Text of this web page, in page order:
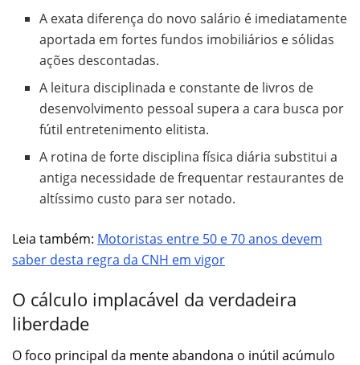
A exata diferença do novo salário é imediatamente
aportada em fortes fundos imobiliários e sólidas
ações descontadas.
A leitura disciplinada e constante de livros de
desenvolvimento pessoal supera a cara busca por
fútil entretenimento elitista.
A rotina de forte disciplina física diária substitui a
antiga necessidade de frequentar restaurantes de
altíssimo custo para ser notado.
Leia também: Motoristas entre 50 e 70 anos devem
saber desta regra da CNH em vigor
O cálculo implacável da verdadeira
liberdade
O foco principal da mente abandona o inútil acúmulo